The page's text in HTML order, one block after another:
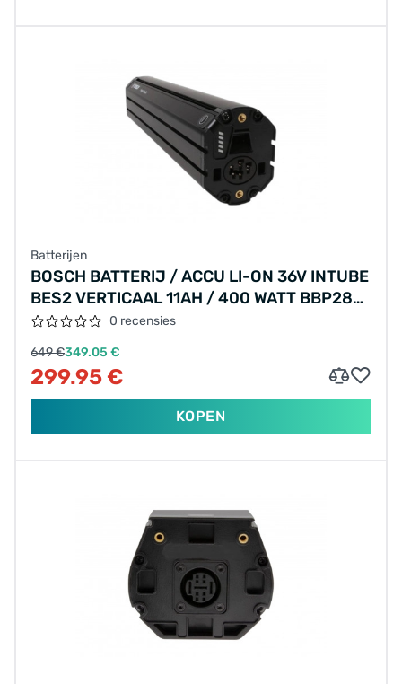
Batterijen
BOSCH BATTERIJ / ACCU LI-ON 36V INTUBE
BES2 VERTICAAL 11AH / 400 WATT BBP283
275.007.5560 recensies
649 €349.05 €
299.95 €
KOPEN